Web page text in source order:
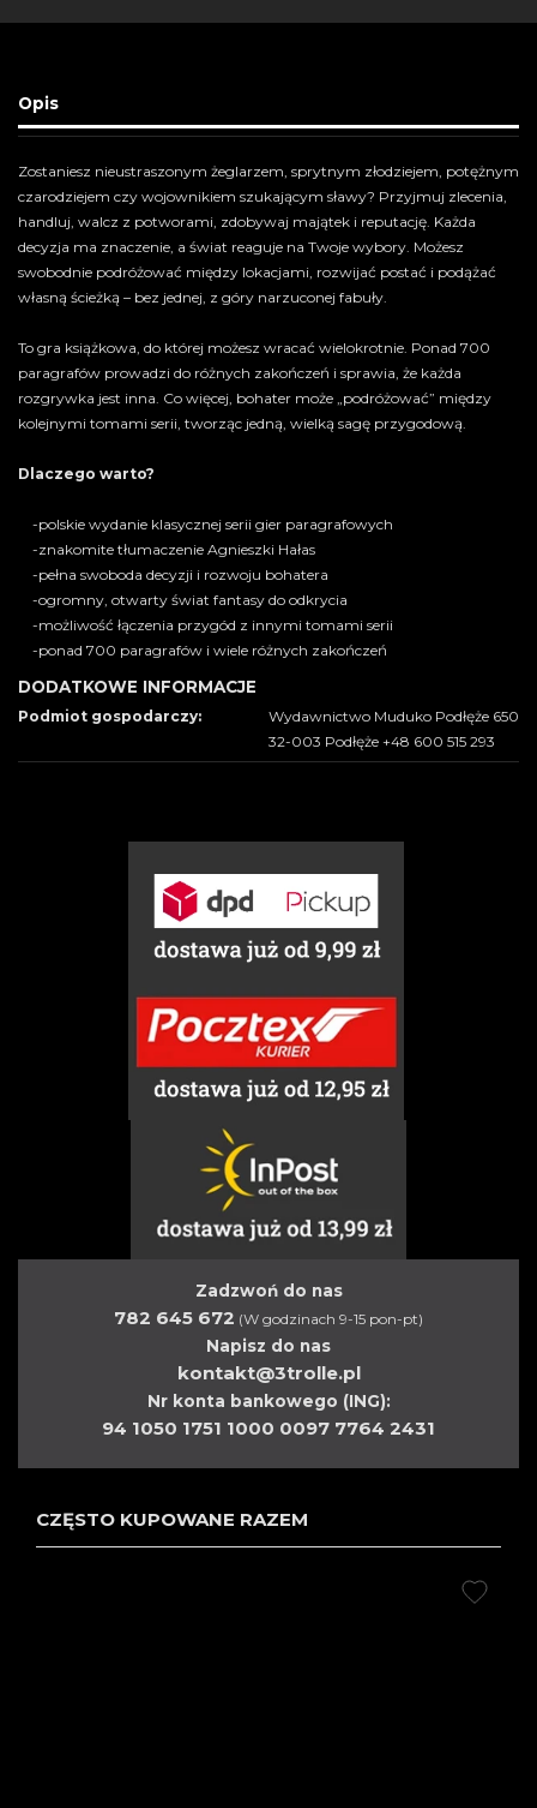
Opis
Zostaniesz nieustraszonym żeglarzem, sprytnym złodziejem, potężnym
czarodziejem czy wojownikiem szukającym sławy? Przyjmuj zlecenia,
handluj, walcz z potworami, zdobywaj majątek i reputację. Każda
decyzja ma znaczenie, a świat reaguje na Twoje wybory. Możesz
swobodnie podróżować między lokacjami, rozwijać postać i podążać
własną ścieżką – bez jednej, z góry narzuconej fabuły.
To gra książkowa, do której możesz wracać wielokrotnie. Ponad 700
paragrafów prowadzi do różnych zakończeń i sprawia, że każda
rozgrywka jest inna. Co więcej, bohater może „podróżować” między
kolejnymi tomami serii, tworząc jedną, wielką sagę przygodową.
Dlaczego warto?
-polskie wydanie klasycznej serii gier paragrafowych
-znakomite tłumaczenie Agnieszki Hałas
-pełna swoboda decyzji i rozwoju bohatera
-ogromny, otwarty świat fantasy do odkrycia
-możliwość łączenia przygód z innymi tomami serii
-ponad 700 paragrafów i wiele różnych zakończeń
DODATKOWE INFORMACJE
Podmiot gospodarczy:
Wydawnictwo Muduko Podłęże 650
32-003 Podłęże +48 600 515 293
Zadzwoń do nas
782 645 672 (W godzinach 9-15 pon-pt)
Napisz do nas
kontakt@3trolle.pl
Nr konta bankowego (ING):
94 1050 1751 1000 0097 7764 2431
CZĘSTO KUPOWANE RAZEM